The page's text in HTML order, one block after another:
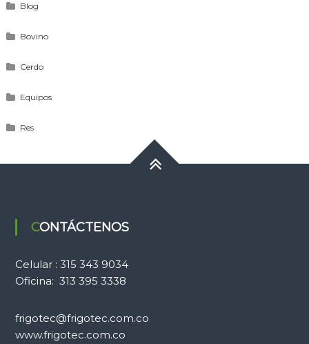
Blog
Bovino
Cerdo
Equipos
Res
CONTÁCTENOS
Celular : 315 343 9034
Oficina: 313 395 3338
frigotec@frigotec.com.co
www.frigotec.com.co